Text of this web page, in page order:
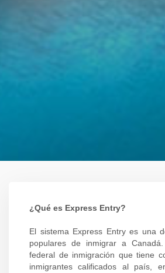
¿Qué es Express Entry?
El sistema Express Entry es una
populares de inmigrar a
federal de inmigración que tiene
inmigrantes calificados al país,